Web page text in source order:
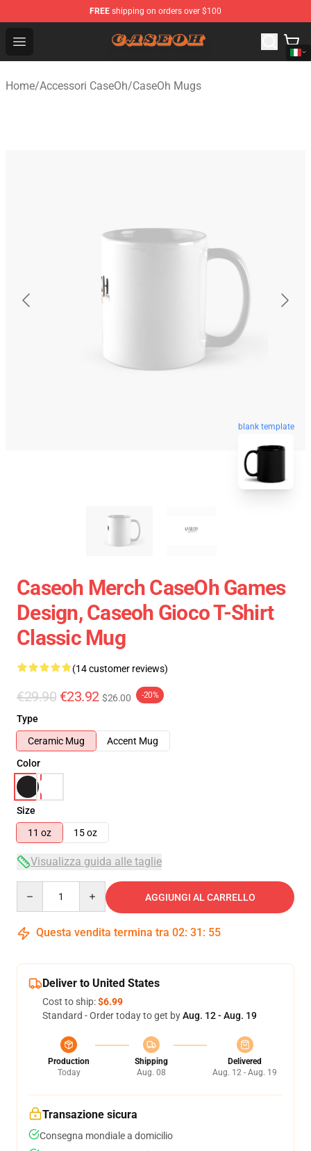
FREE shipping on orders over $100
Open menu
CaseOh Shop - Official CaseOh Merchandise Store
Home/Accessori CaseOh/CaseOh Mugs
blank template
Caseoh Merch CaseOh Games
Design, Caseoh Gioco T-Shirt
Classic Mug
(14 customer reviews)
€29.90 €23.92 $26.00 -20%
Type
Ceramic Mug
Accent Mug
Color
Size
11 oz
15 oz
Visualizza guida alle taglie
AGGIUNGI AL CARRELLO
Questa vendita termina tra 02: 31 : 54
Deliver to United States
Cost to ship:$6.99
Standard - Order today to get byAug. 12 - Aug. 19
Production
Today
Shipping
Aug. 08
Delivered
Aug. 12 - Aug. 19
Transazione sicura
Consegna mondiale a domicilio